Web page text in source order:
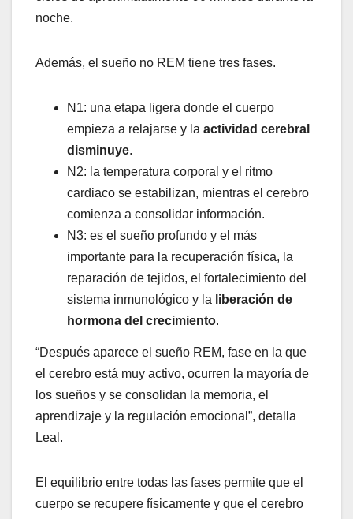
noche.
Además, el sueño no REM tiene tres fases.
N1: una etapa ligera donde el cuerpo
empieza a relajarse y la actividad cerebral
disminuye.
N2: la temperatura corporal y el ritmo
cardiaco se estabilizan, mientras el cerebro
comienza a consolidar información.
N3: es el sueño profundo y el más
importante para la recuperación física, la
reparación de tejidos, el fortalecimiento del
sistema inmunológico y la liberación de
hormona del crecimiento.
“Después aparece el sueño REM, fase en la que
el cerebro está muy activo, ocurren la mayoría de
los sueños y se consolidan la memoria, el
aprendizaje y la regulación emocional”, detalla
Leal.
El equilibrio entre todas las fases permite que el
cuerpo se recupere físicamente y que el cerebro